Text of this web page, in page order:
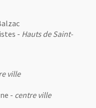
- Hauts de Saint-
ville
- centre ville